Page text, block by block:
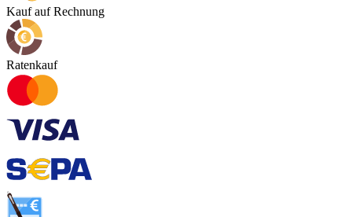
Kauf auf Rechnung
Ratenkauf